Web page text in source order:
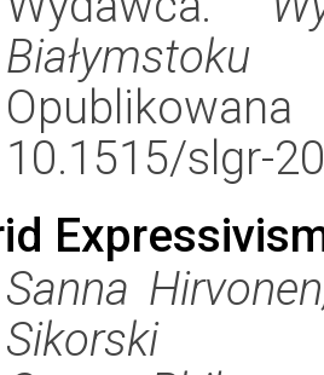
Białymstoku
Opublikowana
10.1515/slgr-
Sanna
Sikorski